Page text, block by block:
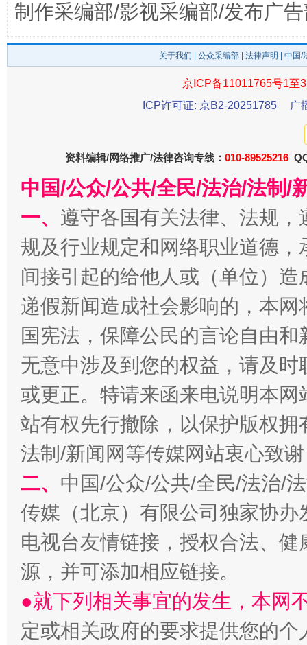
东山县通报“牛蛙产品抗生素超标问题” 法
千年窑火 生生不息 一
揭开“小金库”的免责幌子
受贿1.44亿！段成刚被判无期
制作采编部/影视采编部/发布广
关于我们 公众采编部 法律声明 | 中国
京ICP备11011765号1至
ICP许可证: 京B2-20251785
广
资料编辑/网络推广/法律咨询专线： 010-89525216
中国/公众/公共/全民/法治/法制/
一、 遵守各国有关法律、法规
规及行业规定和网络职业道德
间接引起的给他人或（单位）
递假新闻造成社会影响的，本
国宪法，保障公民的言论自由
无意中涉及到您的权益，请及
或更正。特请来函来电说明本
站有权先行撤除，以保护版权
法制/新闻网等传媒网站衷心致
二、 中国/公众/公共/全民/法治/
传媒（北京）有限公司独家协
电视台友情链接，授权合法、
源，并可添加相应链接。
●就下列相关事宜的发生，本网
定或相关政府的要求提供您的个